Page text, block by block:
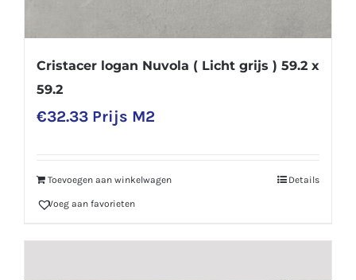
Cristacer logan Nuvola ( Licht grijs ) 59.2 x
59.2
€32.33 Prijs M2
Toevoegen aan winkelwagen Details
Voeg aan favorieten